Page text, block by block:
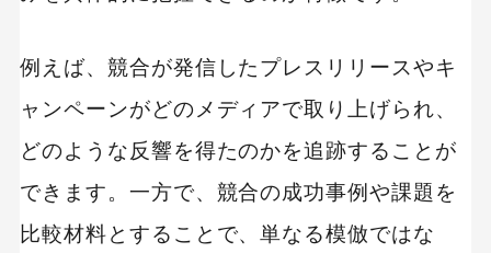
例えば、競合が発信したプレスリリースやキ
ャンペーンがどのメディアで取り上げられ、
どのような反響を得たのかを追跡することが
できます。一方で、競合の成功事例や課題を
比較材料とすることで、単なる模倣ではな